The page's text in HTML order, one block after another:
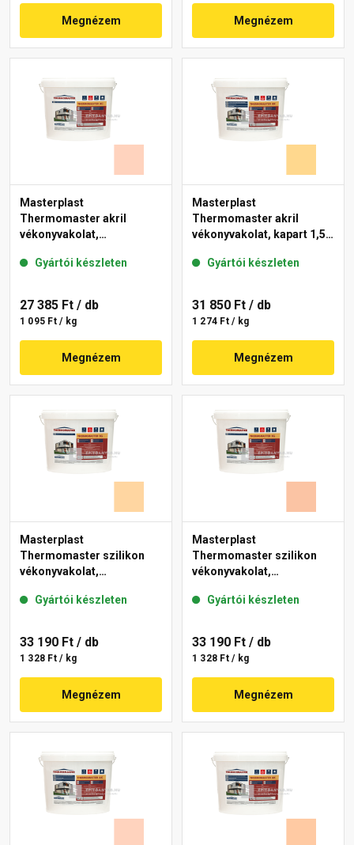
Megnézem Megnézem
Masterplast
Thermomaster akril
vékonyvakolat,
15-E 25 kg
Gyártói készleten
27 385 Ft / db
1 095 Ft / kg
Megnézem
Masterplast
Thermomaster akril
vékonyvakolat, kapart 1,5
Gyártói készleten
31 850 Ft / db
1 274 Ft / kg
Megnézem
Masterplast
Thermomaster szilikon
vékonyvakolat,
06-E 25 kg
Gyártói készleten
33 190 Ft / db
1 328 Ft / kg
Megnézem
Masterplast
Thermomaster szilikon
vékonyvakolat,
11-D 25 kg
Gyártói készleten
33 190 Ft / db
1 328 Ft / kg
Megnézem